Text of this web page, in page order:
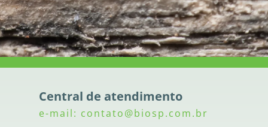
Central de atendimento
e-mail: contato@biosp.com.br